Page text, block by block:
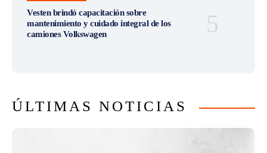
Vesten brindó capacitación sobre
mantenimiento y cuidado integral de los
camiones Volkswagen
ÚLTIMAS NOTICIAS